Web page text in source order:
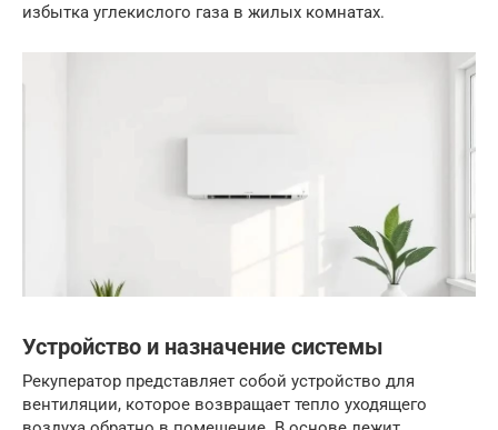
избытка углекислого газа в жилых комнатах.
Устройство и назначение системы
Рекуператор представляет собой устройство для
вентиляции, которое возвращает тепло уходящего